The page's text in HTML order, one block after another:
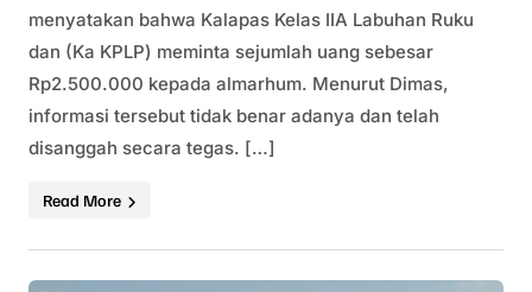
menyatakan bahwa Kalapas Kelas IIA Labuhan Ruku
dan (Ka KPLP) meminta sejumlah uang sebesar
Rp2.500.000 kepada almarhum. Menurut Dimas,
informasi tersebut tidak benar adanya dan telah
disanggah secara tegas. […]
Read More